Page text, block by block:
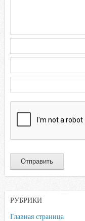
РУБРИКИ
Главная страница